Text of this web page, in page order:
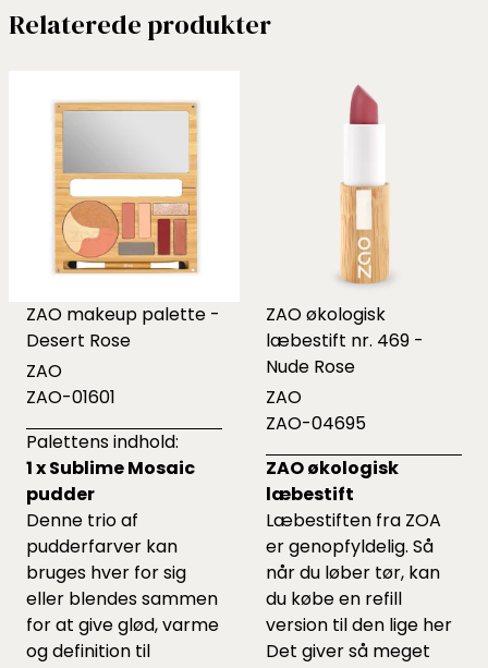
Relaterede produkter
ZAO makeup palette -
Desert Rose
ZAO
ZAO-01601
Palettens indhold:
1 x Sublime Mosaic
pudder
Denne trio af
pudderfarver kan
bruges hver for sig
eller blendes sammen
for at give glød, varme
og definition til
ZAO økologisk
læbestift nr. 469 -
Nude Rose
ZAO
ZAO-04695
ZAO økologisk
læbestift
Læbestiften fra ZOA
er genopfyldelig. Så
når du løber tør, kan
du købe en refill
version til den lige her
Det giver så meget